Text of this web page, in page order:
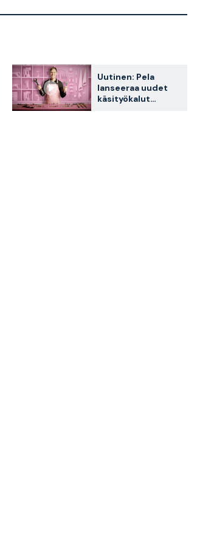
Uutinen: Pela
lanseeraa uudet
käsityökalut